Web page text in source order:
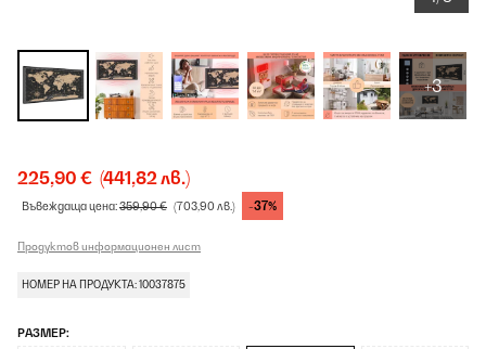
+3
225,90 € (441,82 лв.)
Въвеждаща цена:359,90 € (703,90 лв.) -37%
Продуктов информационен лист
НОМЕР НА ПРОДУКТА: 10037875
РАЗМЕР: